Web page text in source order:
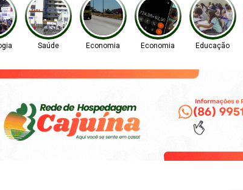
Saúde Economia Economia Educação